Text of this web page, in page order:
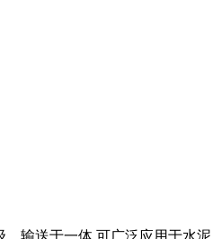
输送于一体,可广泛应用于水泥